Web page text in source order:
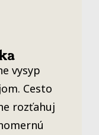
vysyp
Cesto
rozťahuj